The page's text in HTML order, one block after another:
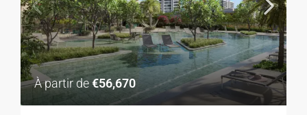
À partir de€56,670